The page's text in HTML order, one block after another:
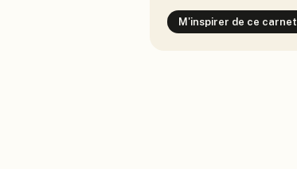
M'inspirer de ce carnet